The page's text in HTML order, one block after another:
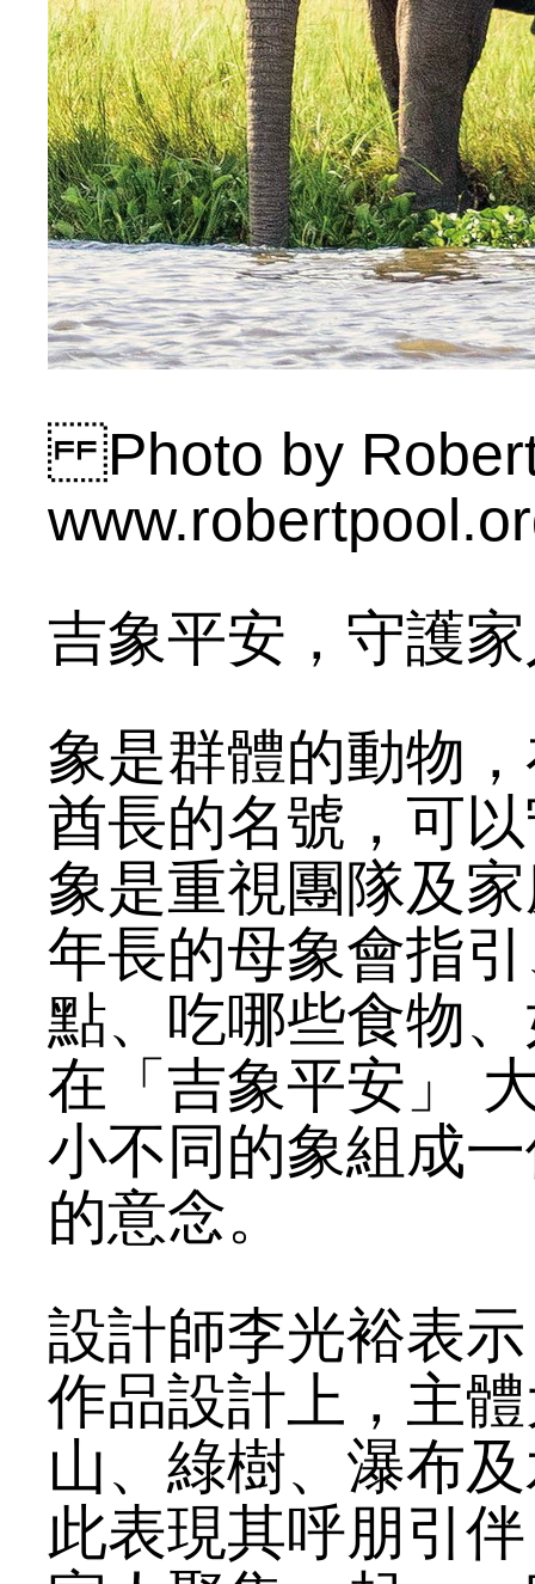
Photo by
吉象平安，守護
象是群體的動物
酋長的名號，可
象是重視團隊及
年長的母象會指
點、吃哪些食物
在「吉象平安」
小不同的象組成
的意念。
設計師李光裕表
作品設計上，主
山、綠樹、瀑布
此表現其呼朋引